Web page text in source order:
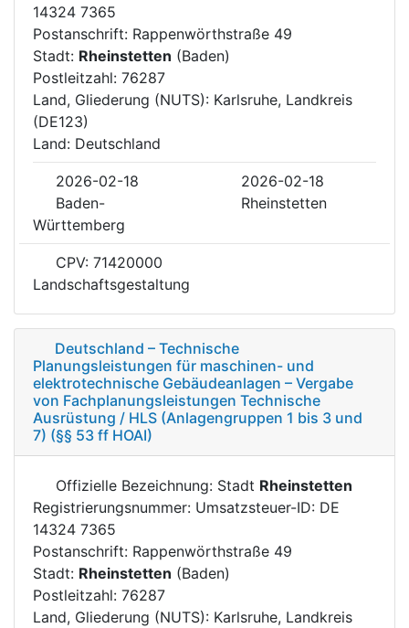
14324 7365
Postanschrift: Rappenwörthstraße 49
Stadt: Rheinstetten (Baden)
Postleitzahl: 76287
Land, Gliederung (NUTS): Karlsruhe, Landkreis
(DE123)
Land: Deutschland
2026-02-18
2026-02-18
Baden-
Württemberg
Rheinstetten
CPV: 71420000
Landschaftsgestaltung
Deutschland – Technische
Planungsleistungen für maschinen- und
elektrotechnische Gebäudeanlagen – Vergabe
von Fachplanungsleistungen Technische
Ausrüstung / HLS (Anlagengruppen 1 bis 3 und
7) (§§ 53 ff HOAI)
Offizielle Bezeichnung: Stadt Rheinstetten
Registrierungsnummer: Umsatzsteuer-ID: DE
14324 7365
Postanschrift: Rappenwörthstraße 49
Stadt: Rheinstetten (Baden)
Postleitzahl: 76287
Land, Gliederung (NUTS): Karlsruhe, Landkreis